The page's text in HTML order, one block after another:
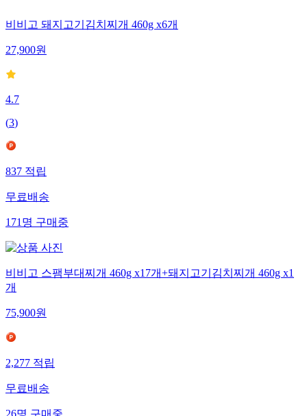
비비고 돼지고기김치찌개 460g x6개
27,900원
4.7
(3)
837적립
무료배송
171명구매중
비비고 스팸부대찌개 460g x17개+돼지고기김치찌개 460g x1
개
75,900원
2,277적립
무료배송